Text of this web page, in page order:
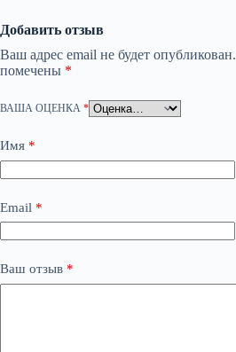
Добавить отзыв
Ваш адрес email не будет опубликован.
помечены *
ВАША ОЦЕНКА *
Имя *
Email *
Ваш отзыв *